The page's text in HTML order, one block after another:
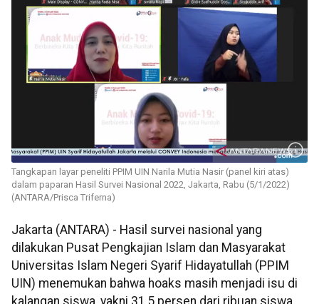
Tangkapan layar peneliti PPIM UIN Narila Mutia Nasir (panel kiri atas)
dalam paparan Hasil Survei Nasional 2022, Jakarta, Rabu (5/1/2022)
(ANTARA/Prisca Triferna)
Jakarta (ANTARA) - Hasil survei nasional yang
dilakukan Pusat Pengkajian Islam dan Masyarakat
Universitas Islam Negeri Syarif Hidayatullah (PPIM
UIN) menemukan bahwa hoaks masih menjadi isu di